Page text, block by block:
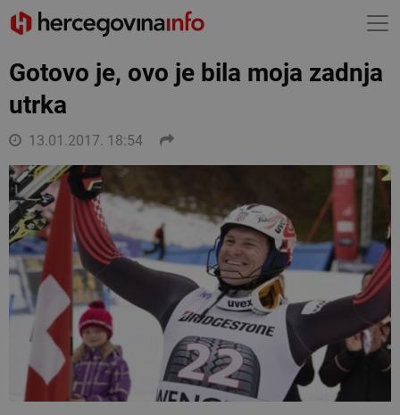
Gotovo je, ovo je bila moja zadnja
utrka
13.01.2017. 18:54